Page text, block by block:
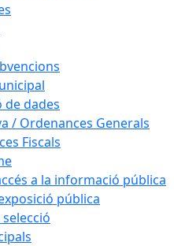
de dades
/ Ordenances Generals
Fiscals
a la informació pública
pública